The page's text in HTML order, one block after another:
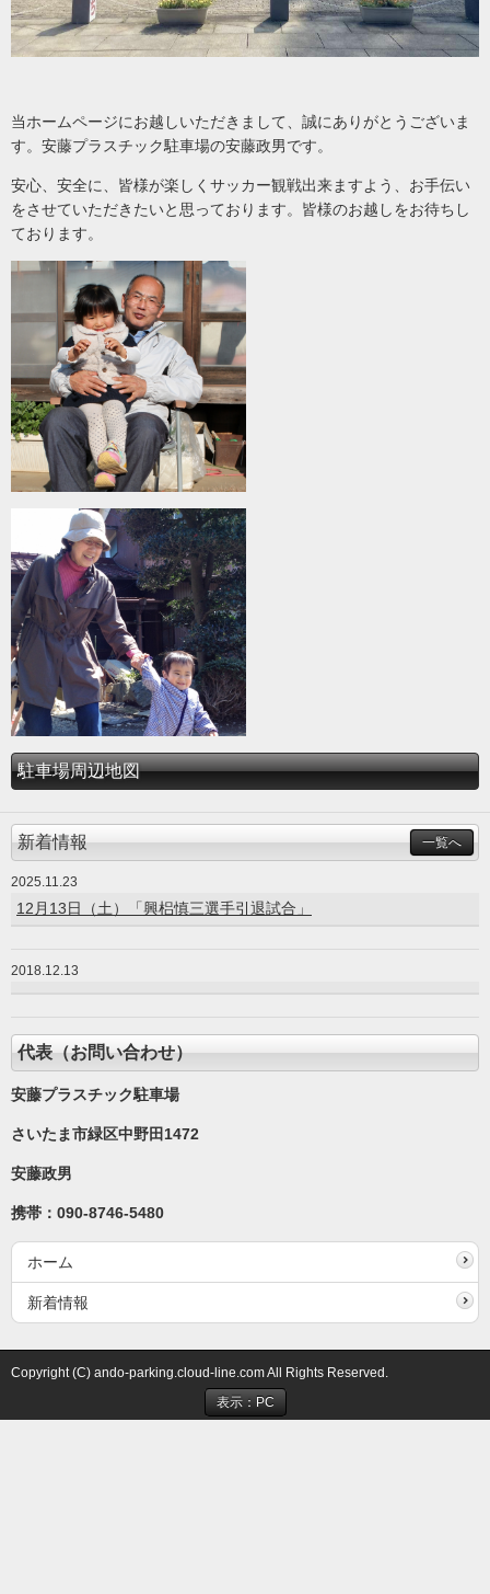
当ホームページにお越しいただきまして、誠にありがとうございま
す。安藤プラスチック駐車場の安藤政男です。
安心、安全に、皆様が楽しくサッカー観戦出来ますよう、お手伝い
をさせていただきたいと思っております。皆様のお越しをお待ちし
ております。
駐車場周辺地図
新着情報 一覧へ
2025.11.23
12月13日（土）「興梠慎三選手引退試合」
2018.12.13
代表（お問い合わせ）
安藤プラスチック駐車場
さいたま市緑区中野田1472
安藤政男
携帯：090-8746-5480
ホーム
新着情報
Copyright (C) ando-parking.cloud-line.com All Rights Reserved.
表示：PC